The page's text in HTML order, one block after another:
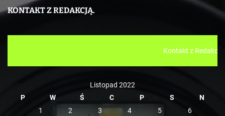
e
e
KONTAKT Z REDAKCJĄ.
Kontakt z Redakcją:
Listopad 2022
P
W Ś C P S
N
1
2 3 4 5
6